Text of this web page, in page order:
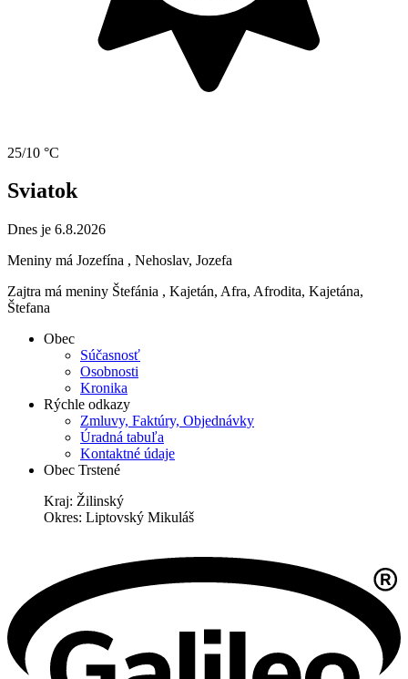
25/10 °C
Sviatok
Dnes je 6.8.2026
Meniny má Jozefína , Nehoslav, Jozefa
Zajtra má meniny Štefánia , Kajetán, Afra, Afrodita, Kajetána,
Štefana
Obec
Súčasnosť
Osobnosti
Kronika
Rýchle odkazy
Zmluvy, Faktúry, Objednávky
Úradná tabuľa
Kontaktné údaje
Obec Trstené
Kraj: Žilinský
Okres: Liptovský Mikuláš